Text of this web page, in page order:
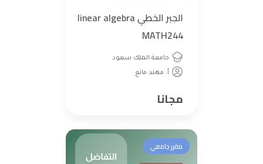
الجبر الخطي linear algebra
MATH244
جامعة الملك سعود
أ. مهند مانع
مجانا
مقرر جامعي